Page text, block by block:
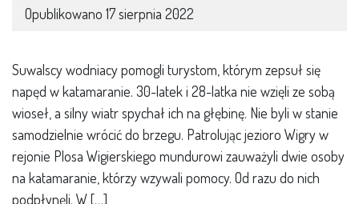
Opublikowano 17 sierpnia 2022
Suwalscy wodniacy pomogli turystom, którym zepsuł się
napęd w katamaranie. 30-latek i 28-latka nie wzięli ze sobą
wioseł, a silny wiatr spychał ich na głębinę. Nie byli w stanie
samodzielnie wrócić do brzegu. Patrolując jezioro Wigry w
rejonie Plosa Wigierskiego mundurowi zauważyli dwie osoby
na katamaranie, którzy wzywali pomocy. Od razu do nich
podpłynęli. W […]